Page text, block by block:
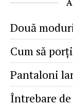
Două
Cum să
Pantaloni
Întrebare